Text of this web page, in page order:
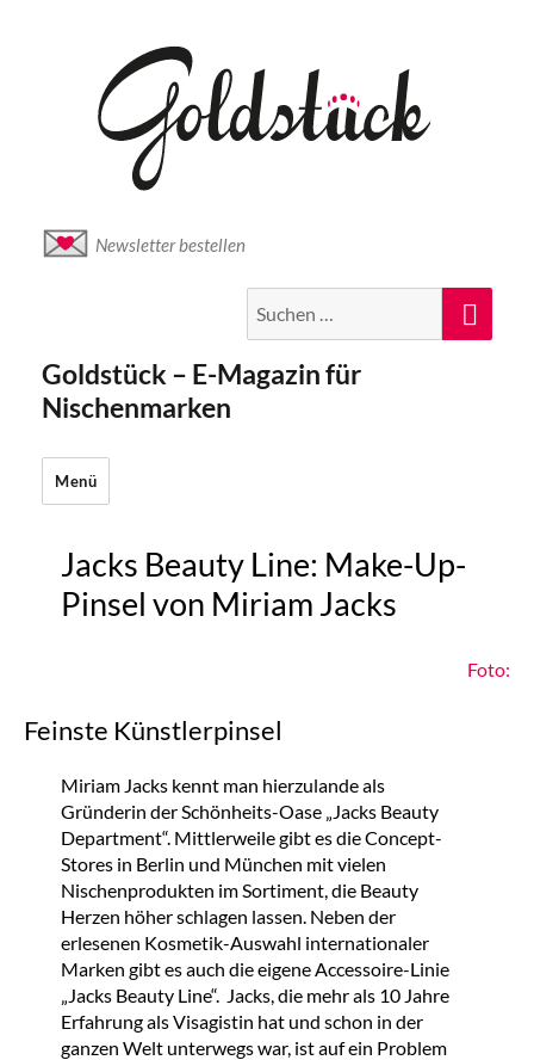
Newsletter bestellen
nach:
Goldstück – E-Magazin für
Nischenmarken
Menü
Jacks Beauty Line: Make-Up-
Pinsel von Miriam Jacks
Foto:
Feinste Künstlerpinsel
Miriam Jacks kennt man hierzulande als
Gründerin der Schönheits-Oase „Jacks Beauty
Department“. Mittlerweile gibt es die Concept-
Stores in Berlin und München mit vielen
Nischenprodukten im Sortiment, die Beauty
Herzen höher schlagen lassen. Neben der
erlesenen Kosmetik-Auswahl internationaler
Marken gibt es auch die eigene Accessoire-Linie
„Jacks Beauty Line“. Jacks, die mehr als 10 Jahre
Erfahrung als Visagistin hat und schon in der
ganzen Welt unterwegs war, ist auf ein Problem